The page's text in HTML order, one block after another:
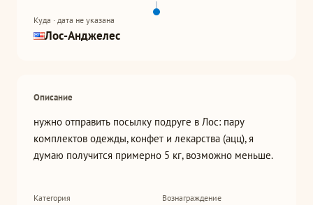
Куда · дата не указана
Лос-Анджелес
Описание
нужно отправить посылку подруге в Лос: пару
комплектов одежды, конфет и лекарства (ацц), я
думаю получится примерно 5 кг, возможно меньше.
Категория Вознаграждение